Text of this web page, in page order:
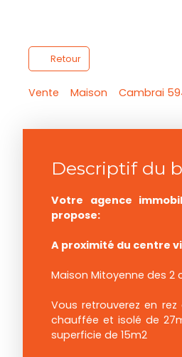
Retour
Vente Maison Cambrai
Descriptif du
Votre agence
propose:
A proximité du centre
Maison Mitoyenne des 2
Vous retrouverez en
chauffée et isolé de
superficie de 15m2